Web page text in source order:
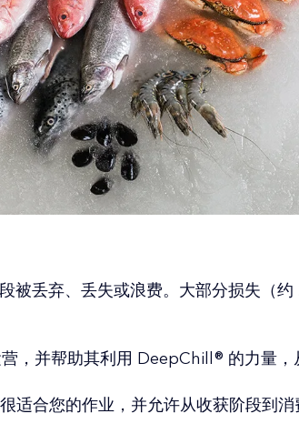
被丢弃、丢失或浪费。大部分损失（
，并帮助其利用 DeepChill® 的力量，
合您的作业，并允许从收获阶段到消